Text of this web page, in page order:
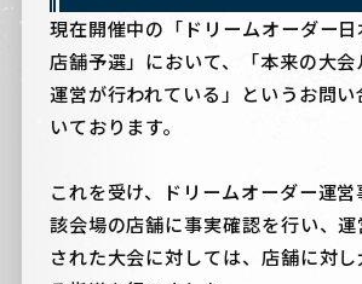
現在開催中の「ドリームオーダー
店舗予選」において、「本来の大
運営が行われている」というお問
いております。
これを受け、ドリームオーダー運
該会場の店舗に事実確認を行い、
された大会に対しては、店舗に対